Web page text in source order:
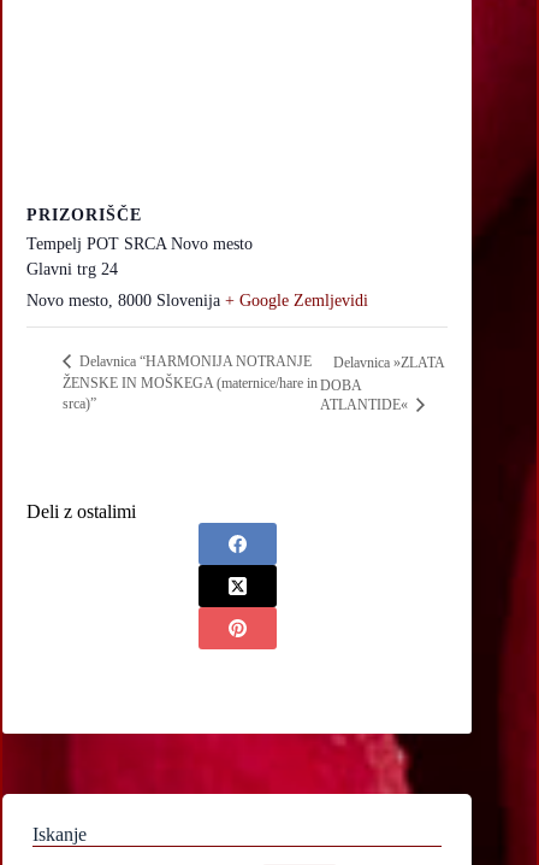
PRIZORIŠČE
Tempelj POT SRCA Novo mesto
Glavni trg 24
Novo mesto, 8000 Slovenija + Google Zemljevidi
Delavnica “HARMONIJA NOTRANJE
ŽENSKE IN MOŠKEGA (maternice/hare in
srca)”
Delavnica »ZLATA
DOBA
ATLANTIDE«
Deli z ostalimi
Iskanje